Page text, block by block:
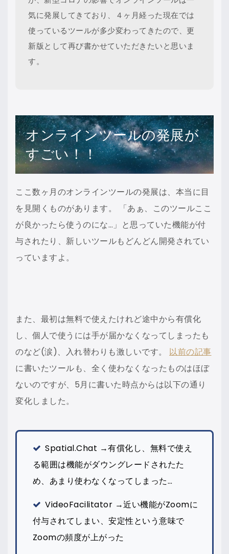
気に発展してきており、４ヶ月経った現在では
使っているツールが多少変わってきたので、更
新版として再び書かせていただきたいと思いま
す。
オンラインツールの発展が
すごい！！
ここ数ヶ月のオンラインツールの発展は、本当に目
を見開くものがあります。 「あぁ、このツールここ
が良かったら使うのにな…」と思っていた機能が付
与されたり、新しいツールもどんどん開発されてい
っていますよ。
また、最初は無料で使えたけれど途中から有償化
し、個人で使うには手が届かなくなってしまったも
のなど(涙)、入れ替わりも激しいです。 以前の記事
に書いたツールも、全く使わなくなったものはほぼ
ないのですが、5月に書いた時点からは以下の通り
変化しました。
Spatial.Chat →有償化し、無料で使え
る範囲は機能がダウングレードされたた
め、あまり使わなくなってしまった…
VideoFacilitator →近い機能がZoomに
付与されてしまい、安定性という意味で
Zoomの頻度が上がった